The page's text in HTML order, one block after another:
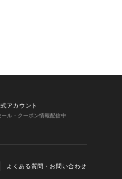
アカウント
ール・クーポン情報配信中
よくある質問・お問い合わせ